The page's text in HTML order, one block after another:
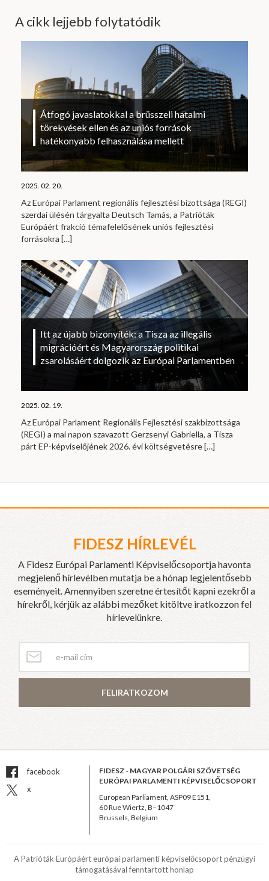
A cikk lejjebb folytatódik
Átfogó javaslatokkal a brüsszeli hatalmi
törekvések ellen és az uniós források
hatékonyabb felhasználása mellett
2025. 02. 20.
Az Európai Parlament regionális fejlesztési bizottsága (REGI)
szerdai ülésén tárgyalta Deutsch Tamás, a Patrióták
Európáért frakció témafelelősének uniós fejlesztési
forrásokra […]
Itt az újabb bizonyíték: a Tisza az illegális
migrációért és Magyarország politikai
zsarolásáért dolgozik az Európai Parlamentben
2025. 02. 19.
Az Európai Parlament Regionális Fejlesztési szakbizottsága
(REGI) a mai napon szavazott Gerzsenyi Gabriella, a Tisza
párt EP-képviselőjének 2026. évi költségvetésre[…]
FIDESZ HÍRLEVÉL
A Fidesz Európai Parlamenti Képviselőcsoportja havonta
megjelenő hírlevélben mutatja be a hónap legjelentősebb
eseményeit. Amennyiben szeretne értesítőt kapni ezekről a
hírekről, kérjük az alábbi mezőket kitöltve iratkozzon fel
hírlevelünkre.
FELIRATKOZOM
facebook
x
FIDESZ - MAGYAR POLGÁRI SZÖVETSÉG
EURÓPAI PARLAMENTI KÉPVISELŐCSOPORT
European Parliament, ASP09 E151,
60 Rue Wiertz, B–1047
Brussels, Belgium
A Patrióták Európáért európai parlamenti képviselőcsoport pénzügyi
támogatásával fenntartott honlap